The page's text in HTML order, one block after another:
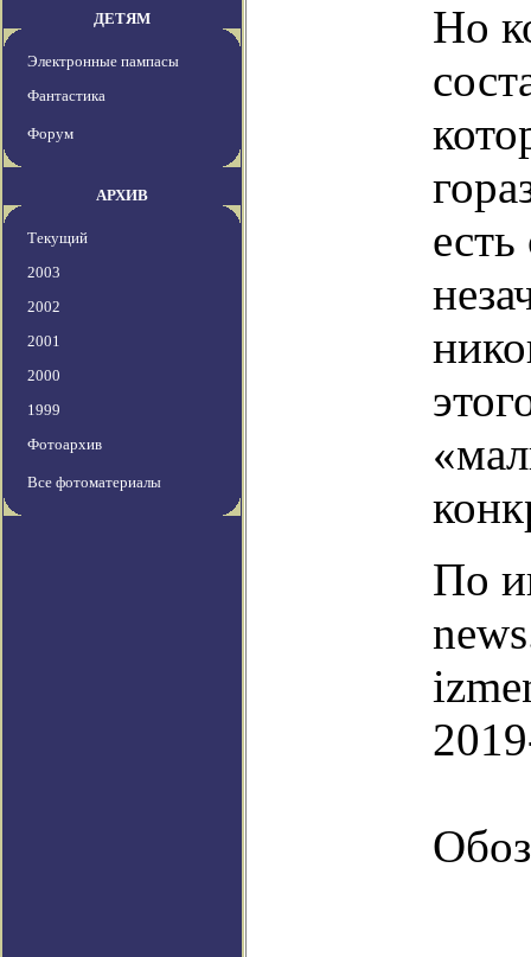
ДЕТЯМ
Электронные пампасы
Фантастика
Форум
АРХИВ
Текущий
2003
2002
2001
2000
1999
Фотоархив
Все фотоматериалы
Но
По